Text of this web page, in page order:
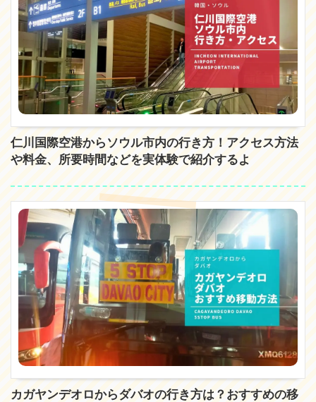
仁川国際空港からソウル市内の行き方！アクセス方法
や料金、所要時間などを実体験で紹介するよ
カガヤンデオロからダバオの行き方は？おすすめの移